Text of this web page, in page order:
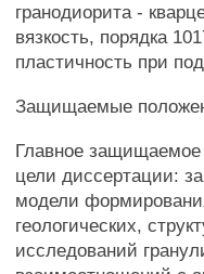
гранодиорита -
вязкость, порядка
пластичность при
Защищаемые
Главное защищаемое
цели диссертации:
модели
геологических,
исследований